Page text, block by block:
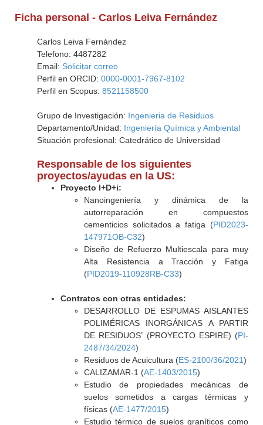
Ficha personal - Carlos Leiva Fernández
Carlos Leiva Fernández
Telefono: 4487282
Email: Solicitar correo
Perfil en ORCID: 0000-0001-7967-8102
Perfil en Scopus: 8521158500
Grupo de Investigación: Ingenieria de Residuos
Departamento/Unidad: Ingeniería Química y Ambiental
Situación profesional: Catedrático de Universidad
Responsable de los siguientes
proyectos/ayudas en la US:
Proyecto I+D+i:
Nanoingeniería y dinámica de la
autorreparación en compuestos
cementicios solicitados a fatiga (PID2023-
147971OB-C32)
Diseño de Refuerzo Multiescala para muy
Alta Resistencia a Tracción y Fatiga
(PID2019-110928RB-C33)
Contratos con otras entidades:
DESARROLLO DE ESPUMAS AISLANTES
POLIMÉRICAS INORGÁNICAS A PARTIR
DE RESIDUOS” (PROYECTO ESPIRE) (PI-
2487/34/2024)
Residuos de Acuicultura (ES-2100/36/2021)
CALIZAMAR-1 (AE-1403/2015)
Estudio de propiedades mecánicas de
suelos sometidos a cargas térmicas y
físicas (AE-1477/2015)
Estudio térmico de suelos graníticos como